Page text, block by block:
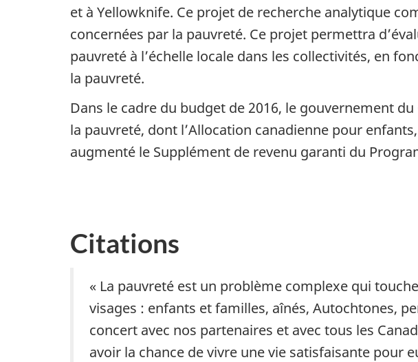
et à Yellowknife. Ce projet de recherche analytique
concernées par la pauvreté. Ce projet permettra
pauvreté à l’échelle locale dans les collectivités, en
la pauvreté.
Dans le cadre du budget de 2016, le gouvernement
la pauvreté, dont l’Allocation canadienne pour
augmenté le Supplément de revenu garanti du
Citations
« La pauvreté est un problème complexe qui
visages : enfants et familles, aînés, Autochtones,
concert avec nos partenaires et avec tous les
avoir la chance de vivre une vie satisfaisante pour